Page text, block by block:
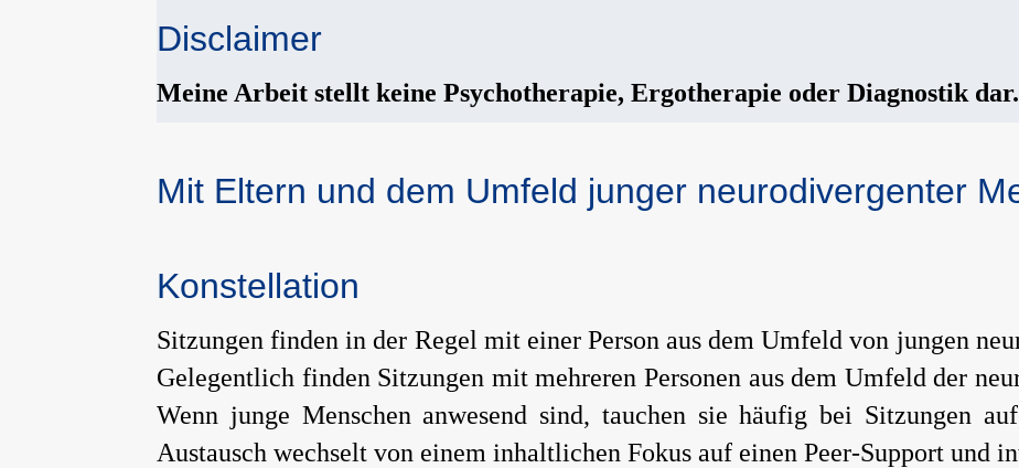
Disclaimer
Meine Arbeit stellt keine Psychotherapie, Ergotherapie oder Diagnostik dar.
Mit Eltern und dem Umfeld junger neurodivergenter
Konstellation
Sitzungen finden in der Regel mit einer Person aus dem Umfeld von jungen
Gelegentlich finden Sitzungen mit mehreren Personen aus dem Umfeld der
Wenn junge Menschen anwesend sind, tauchen sie häufig bei Sitzungen
Austausch wechselt von einem inhaltlichen Fokus auf einen Peer-Support und